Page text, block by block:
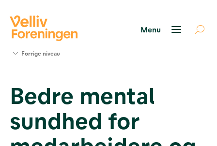
Værktøjer
og viden
Foreningen
Forrige niveau
Bedre mental
sundhed for